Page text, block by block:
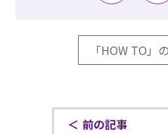
「HOW TO」
前の記事